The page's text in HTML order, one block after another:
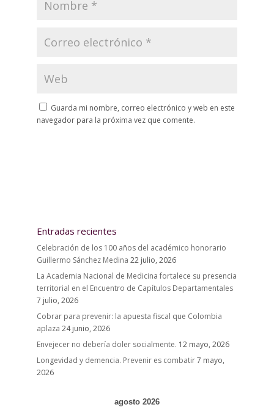
Guarda mi nombre, correo electrónico y web en este
navegador para la próxima vez que comente.
Entradas recientes
Celebración de los 100 años del académico honorario
Guillermo Sánchez Medina 22 julio, 2026
La Academia Nacional de Medicina fortalece su presencia
territorial en el Encuentro de Capítulos Departamentales
7 julio, 2026
Cobrar para prevenir: la apuesta fiscal que Colombia
aplaza 24 junio, 2026
Envejecer no debería doler socialmente. 12 mayo, 2026
Longevidad y demencia. Prevenir es combatir7 mayo,
2026
agosto 2026